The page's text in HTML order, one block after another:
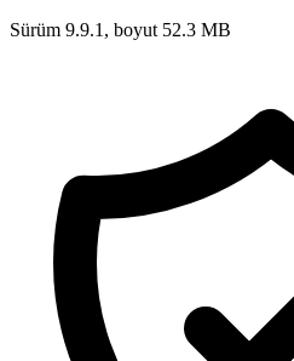
Sürüm 9.9.1, boyut 52.3 MB